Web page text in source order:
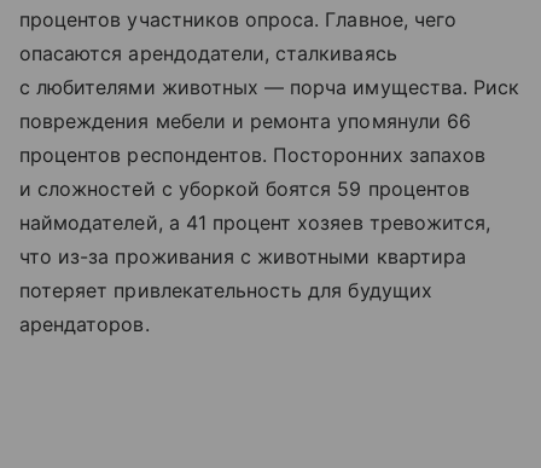
процентов участников опроса. Главное, чего
опасаются арендодатели, сталкиваясь
с любителями животных — порча имущества. Риск
повреждения мебели и ремонта упомянули 66
процентов респондентов. Посторонних запахов
и сложностей с уборкой боятся 59 процентов
наймодателей, а 41 процент хозяев тревожится,
что из-за проживания с животными квартира
потеряет привлекательность для будущих
арендаторов.